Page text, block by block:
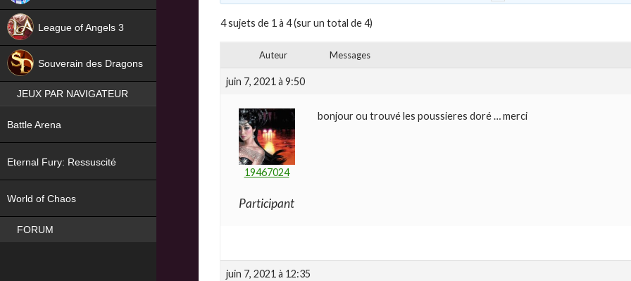
4 sujets de 1 à 4 (sur un total de 4)
Auteur Messages
juin 7, 2021 à 9:50
19467024
Participant
bonjour ou trouvé les poussieres doré … merci
juin 7, 2021 à 12:35
League of Angels 3
Souverain des Dragons
JEUX PAR NAVIGATEUR
Battle Arena
Eternal Fury: Ressuscité
World of Chaos
FORUM